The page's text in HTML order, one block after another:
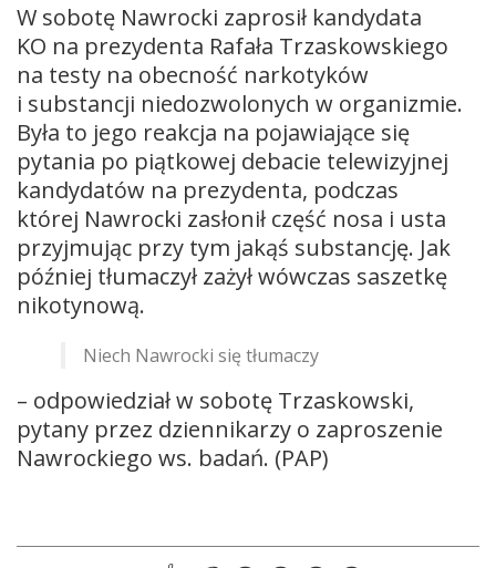
W sobotę Nawrocki zaprosił kandydata
KO na prezydenta Rafała Trzaskowskiego
na testy na obecność narkotyków
i substancji niedozwolonych w organizmie.
Była to jego reakcja na pojawiające się
pytania po piątkowej debacie telewizyjnej
kandydatów na prezydenta, podczas
której Nawrocki zasłonił część nosa i usta
przyjmując przy tym jakąś substancję. Jak
później tłumaczył zażył wówczas saszetkę
nikotynową.
Niech Nawrocki się tłumaczy
– odpowiedział w sobotę Trzaskowski,
pytany przez dziennikarzy o zaproszenie
Nawrockiego ws. badań. (PAP)